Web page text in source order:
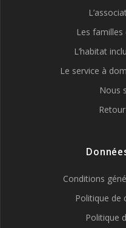
Les
L’habitat
Le service à
Nous
Conditions
Politique de
Politique